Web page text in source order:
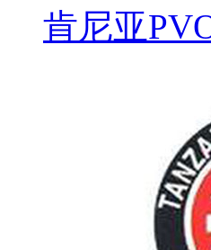
肯尼亚